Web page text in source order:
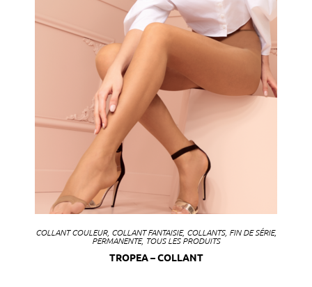
COLLANT COULEUR, COLLANT FANTAISIE, COLLANTS, FIN DE SÉRIE,
PERMANENTE, TOUS LES PRODUITS
TROPEA – COLLANT